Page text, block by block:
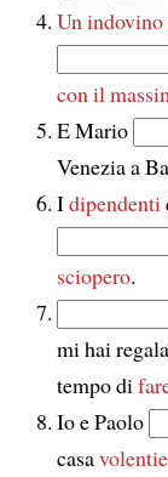
Un indovino
con il
E Mario
Venezia a
Idipendenti
sciopero.
mi hai
tempo di
Io e Paolo
casa